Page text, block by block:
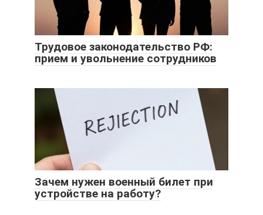
Трудовое законодательство РФ:
прием и увольнение сотрудников
Зачем нужен военный билет при
устройстве на работу?